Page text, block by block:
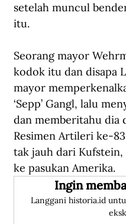
setelah muncul
itu.
Seorang mayor
kodok itu dan disapa
mayor
‘Sepp’ Gangl, lalu
dan memberitahu dia
Resimen Artileri ke-
tak jauh dari
ke pasukan Amerika.
Ingin
Langgani historia.id